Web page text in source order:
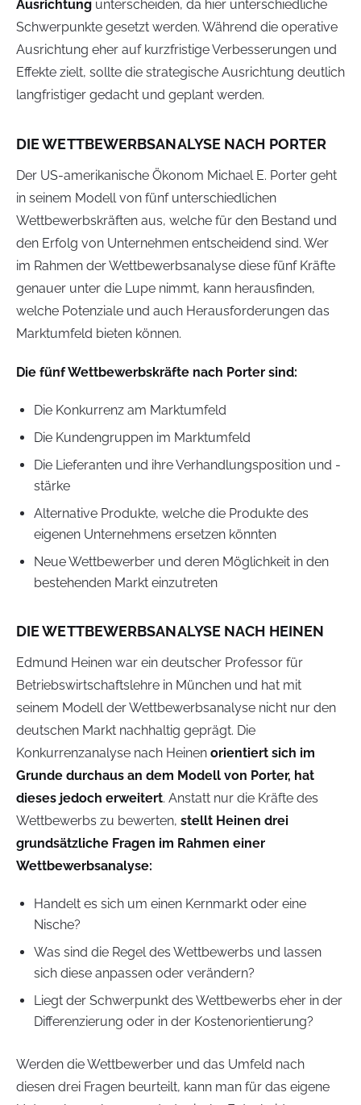
Ausrichtung unterscheiden, da hier unterschiedliche
Schwerpunkte gesetzt werden. Während die operative
Ausrichtung eher auf kurzfristige Verbesserungen und
Effekte zielt, sollte die strategische Ausrichtung deutlich
langfristiger gedacht und geplant werden.
DIE WETTBEWERBSANALYSE NACH PORTER
Der US-amerikanische Ökonom Michael E. Porter geht
in seinem Modell von fünf unterschiedlichen
Wettbewerbskräften aus, welche für den Bestand und
den Erfolg von Unternehmen entscheidend sind. Wer
im Rahmen der Wettbewerbsanalyse diese fünf Kräfte
genauer unter die Lupe nimmt, kann herausfinden,
welche Potenziale und auch Herausforderungen das
Marktumfeld bieten können.
Die fünf Wettbewerbskräfte nach Porter sind:
Die Konkurrenz am Marktumfeld
Die Kundengruppen im Marktumfeld
Die Lieferanten und ihre Verhandlungsposition und -
stärke
Alternative Produkte, welche die Produkte des
eigenen Unternehmens ersetzen könnten
Neue Wettbewerber und deren Möglichkeit in den
bestehenden Markt einzutreten
DIE WETTBEWERBSANALYSE NACH HEINEN
Edmund Heinen war ein deutscher Professor für
Betriebswirtschaftslehre in München und hat mit
seinem Modell der Wettbewerbsanalyse nicht nur den
deutschen Markt nachhaltig geprägt. Die
Konkurrenzanalyse nach Heinen orientiert sich im
Grunde durchaus an dem Modell von Porter, hat
dieses jedoch erweitert. Anstatt nur die Kräfte des
Wettbewerbs zu bewerten, stellt Heinen drei
grundsätzliche Fragen im Rahmen einer
Wettbewerbsanalyse:
Handelt es sich um einen Kernmarkt oder eine
Nische?
Was sind die Regel des Wettbewerbs und lassen
sich diese anpassen oder verändern?
Liegt der Schwerpunkt des Wettbewerbs eher in der
Differenzierung oder in der Kostenorientierung?
Werden die Wettbewerber und das Umfeld nach
diesen drei Fragen beurteilt, kann man für das eigene